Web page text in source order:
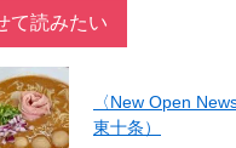
て読みたい
〈New Open
東十条）